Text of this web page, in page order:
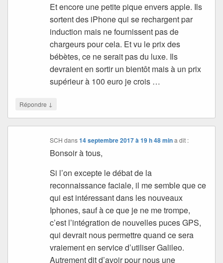
Et encore une petite pique envers apple. Ils
sortent des iPhone qui se rechargent par
induction mais ne fournissent pas de
chargeurs pour cela. Et vu le prix des
bébètes, ce ne serait pas du luxe. Ils
devraient en sortir un bientôt mais à un prix
supérieur à 100 euro je crois …
Répondre ↓
SCH dans14 septembre 2017 à 19 h 48 min a dit :
Bonsoir à tous,
Si l’on excepte le débat de la
reconnaissance faciale, il me semble que ce
qui est intéressant dans les nouveaux
Iphones, sauf à ce que je ne me trompe,
c’est l’intégration de nouvelles puces GPS,
qui devrait nous permettre quand ce sera
vraiement en service d’utiliser Galileo.
Autrement dit d’avoir pour nous une